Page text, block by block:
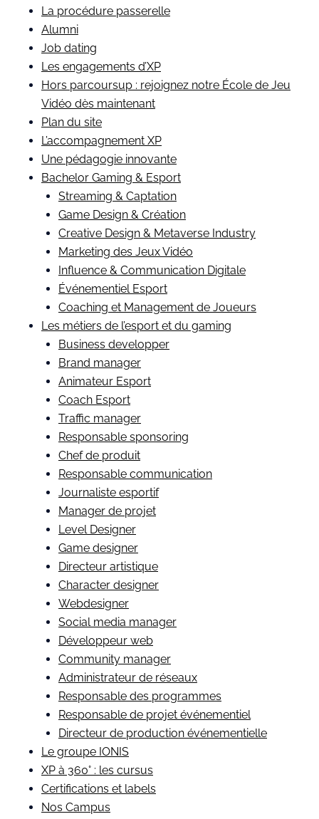
La procédure passerelle
Alumni
Job dating
Les engagements d’XP
Hors parcoursup : rejoignez notre École de Jeu
Vidéo dès maintenant
Plan du site
L’accompagnement XP
Une pédagogie innovante
Bachelor Gaming & Esport
Streaming & Captation
Game Design & Création
Creative Design & Metaverse Industry
Marketing des Jeux Vidéo
Influence & Communication Digitale
Événementiel Esport
Coaching et Management de Joueurs
Les métiers de l’esport et du gaming
Business developper
Brand manager
Animateur Esport
Coach Esport
Traffic manager
Responsable sponsoring
Chef de produit
Responsable communication
Journaliste esportif
Manager de projet
Level Designer
Game designer
Directeur artistique
Character designer
Webdesigner
Social media manager
Développeur web
Community manager
Administrateur de réseaux
Responsable des programmes
Responsable de projet événementiel
Directeur de production événementielle
Le groupe IONIS
XP à 360° : les cursus
Certifications et labels
Nos Campus